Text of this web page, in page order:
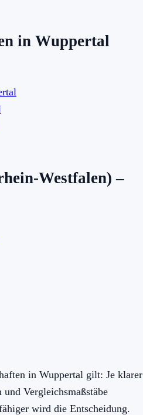
in Wuppertal
Westfalen) –
in Wuppertal gilt: Je klarer
Vergleichsmaßstäbe
wird die Entscheidung.